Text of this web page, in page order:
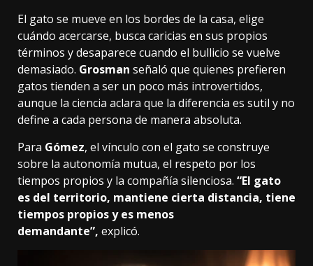
El gato se mueve en los bordes de la casa, elige
cuándo acercarse, busca caricias en sus propios
términos y desaparece cuando el bullicio se vuelve
demasiado. Grosman señaló que quienes prefieren
gatos tienden a ser un poco más introvertidos,
aunque la ciencia aclara que la diferencia es sutil y no
define a cada persona de manera absoluta.
Para Gómez, el vínculo con el gato se construye
sobre la autonomía mutua, el respeto por los
tiempos propios y la compañía silenciosa. “El gato
es del territorio, mantiene cierta distancia, tiene
tiempos propios y es menos
demandante”, explicó.